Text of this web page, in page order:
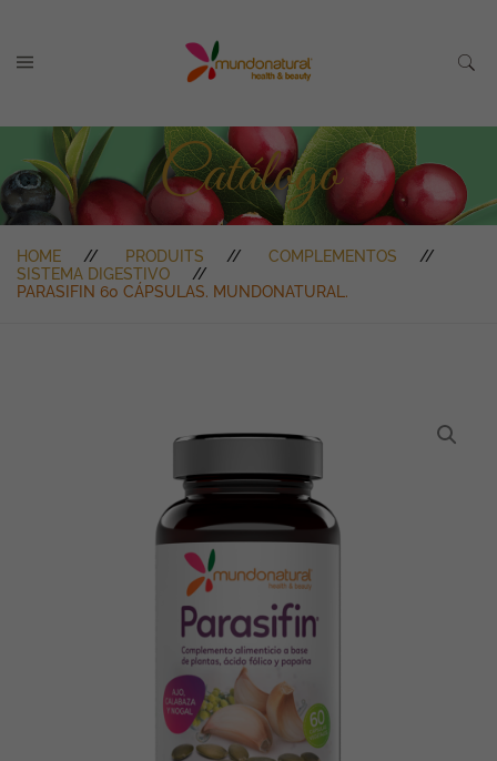
Catálogo
HOME PRODUITS
COMPLEMENTOS
SISTEMA DIGESTIVO
PARASIFIN 60 CÁPSULAS. MUNDONATURAL.